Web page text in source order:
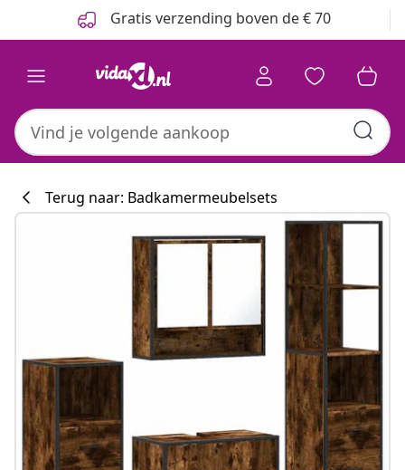
Gratis verzending boven de € 70
Terug naar: Badkamermeubelsets